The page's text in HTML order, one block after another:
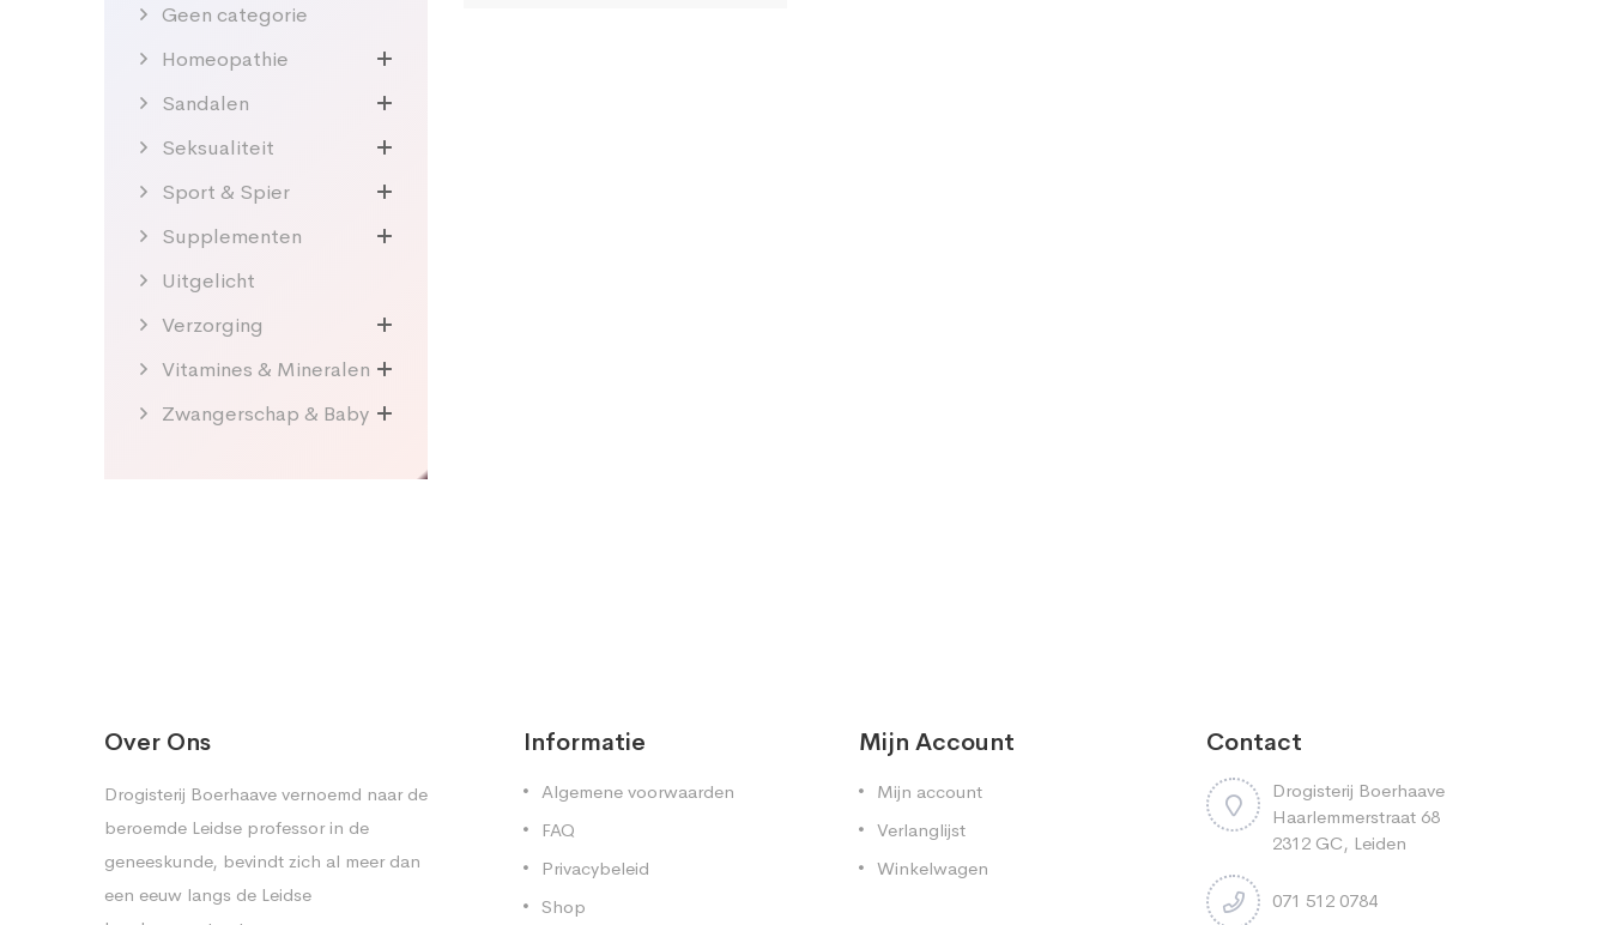
Geen categorie
Homeopathie
Sandalen
Seksualiteit
Sport & Spier
Supplementen
Uitgelicht
Verzorging
Vitamines & Mineralen
Zwangerschap & Baby
Over Ons
Drogisterij Boerhaave vernoemd naar de
beroemde Leidse professor in de
geneeskunde, bevindt zich al meer dan
een eeuw langs de Leidse
Informatie
Algemene voorwaarden
FAQ
Privacybeleid
Shop
Mijn Account
Mijn account
Verlanglijst
Winkelwagen
Contact
Drogisterij Boerhaave
Haarlemmerstraat 68
2312 GC, Leiden
071 512 0784